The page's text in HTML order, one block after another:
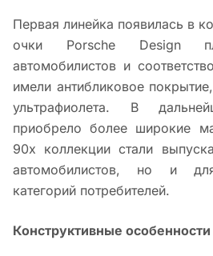
Первая линейка появилась в
очки Porsche Design
автомобилистов и
имели антибликовое
ультрафиолета. В
приобрело более широкие
90х коллекции стали
автомобилистов, но и
категорий потребителей.
Конструктивные особенности